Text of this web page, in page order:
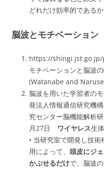
どれだけ効率的である
脳波とモチベーション
https://
モチベーションと脳波
(Watanabe and
脳波を用いた学習者の
発法人情報通信研究機
究センター脳機能解析
月27日
ワイヤレス生
• 当研究室で開発し技術
用によって、 頭皮にジ
かぶせるだけで、脳波